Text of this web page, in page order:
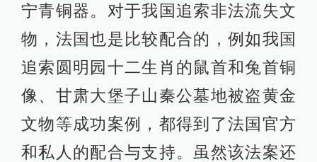
宁青铜器。对于我国追索非法流失文
物，法国也是比较配合的，例如我国
追索圆明园十二生肖的鼠首和兔首铜
像、甘肃大堡子山秦公墓地被盗黄金
文物等成功案例，都得到了法国官方
和私人的配合与支持。虽然该法案还